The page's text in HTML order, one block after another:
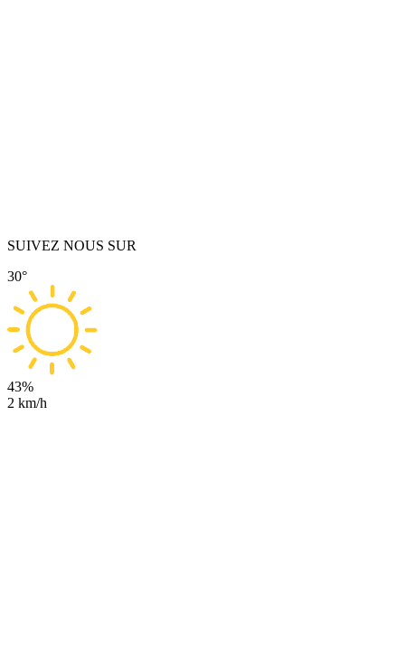
SUIVEZ NOUS SUR
30°
43%
2 km/h